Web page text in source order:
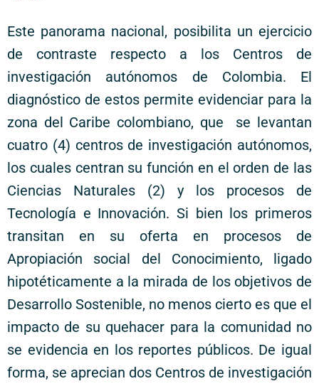
Este panorama nacional, posibilita un ejercicio
de contraste respecto a los Centros de
investigación autónomos de Colombia. El
diagnóstico de estos permite evidenciar para la
zona del Caribe colombiano, que se levantan
cuatro (4) centros de investigación autónomos,
los cuales centran su función en el orden de las
Ciencias Naturales (2) y los procesos de
Tecnología e Innovación. Si bien los primeros
transitan en su oferta en procesos de
Apropiación social del Conocimiento, ligado
hipotéticamente a la mirada de los objetivos de
Desarrollo Sostenible, no menos cierto es que el
impacto de su quehacer para la comunidad no
se evidencia en los reportes públicos. De igual
forma, se aprecian dos Centros de investigación